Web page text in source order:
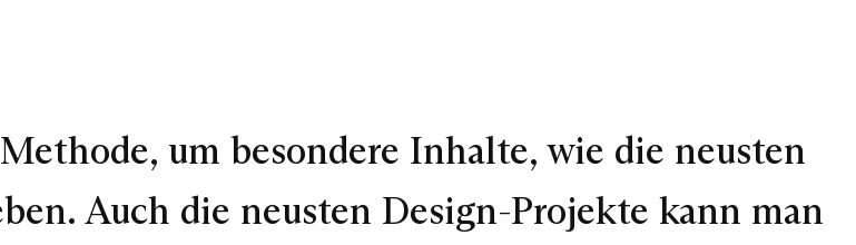
um besondere Inhalte, wie die neusten
Auch die neusten Design-Projekte kann man